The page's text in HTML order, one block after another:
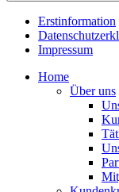
Erstinformation
Impressum
Home
Über uns